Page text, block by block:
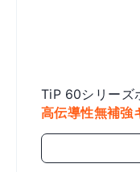
TiP 60シリーズ
高伝導性無補強